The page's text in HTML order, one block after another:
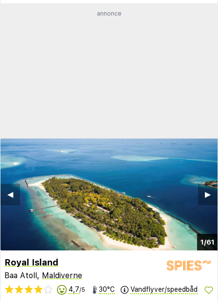
annonce
1/61
▶︎
◀︎
Royal Island
Baa Atoll, Maldiverne
4,7/5 30°C Vandflyver/speedbåd